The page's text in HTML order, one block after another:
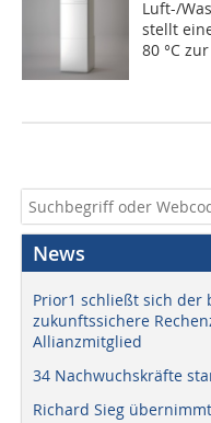
Luft-/
stellt
80 °C
News
Prior1 schließt sich
zukunftssichere
Allianzmitglied
34 Nachwuchskräfte
Richard Sieg